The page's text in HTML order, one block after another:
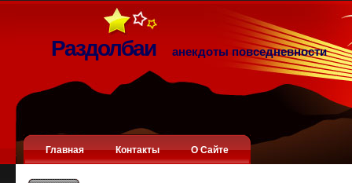
Раздолбаи анекдоты повседневности
Главная Контакты О Сайте